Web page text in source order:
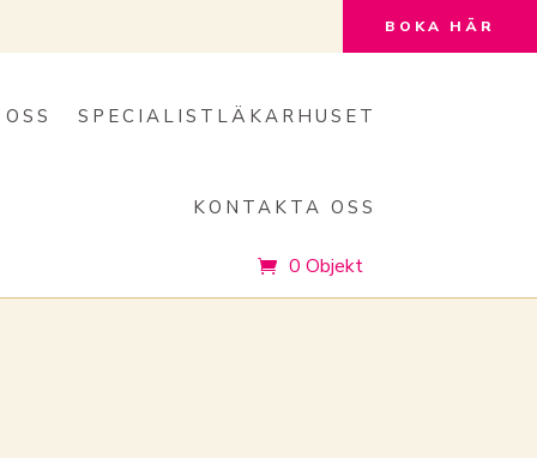
BOKA HÄR
SPECIALISTLÄKARHUSET
KONTAKTA OSS
0 Objekt